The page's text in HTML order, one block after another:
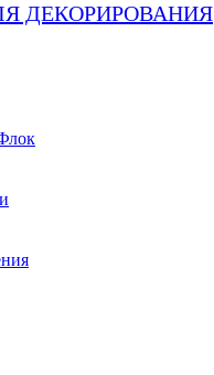
ДЕКОРИРОВАНИЯ